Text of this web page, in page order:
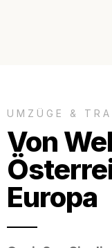
UMZÜGE &
Von
Europa